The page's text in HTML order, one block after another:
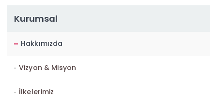
Kurumsal
Hakkımızda
Vizyon & Misyon
İlkelerimiz